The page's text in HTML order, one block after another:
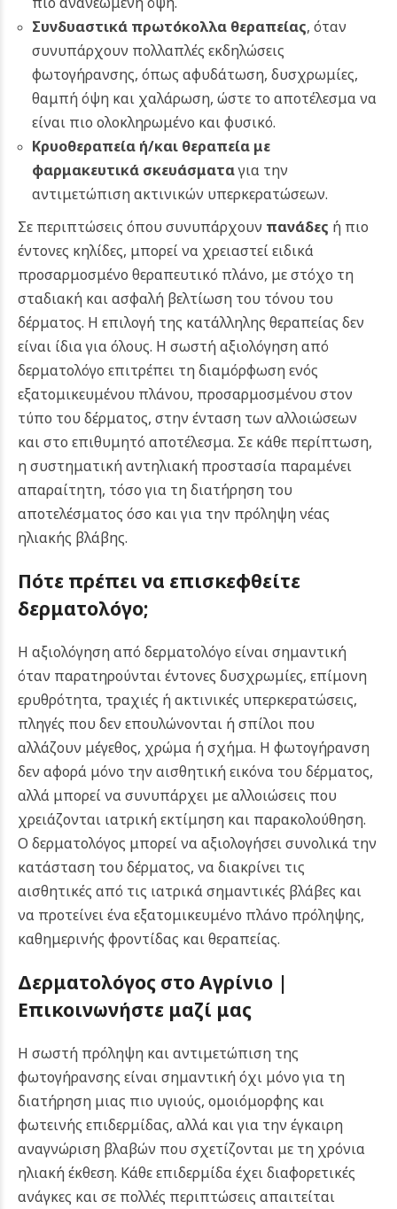
Συνδυαστικά πρωτόκολλα θεραπείας, όταν
συνυπάρχουν πολλαπλές εκδηλώσεις
φωτογήρανσης, όπως αφυδάτωση, δυσχρωμίες,
θαμπή όψη και χαλάρωση, ώστε το αποτέλεσμα να
είναι πιο ολοκληρωμένο και φυσικό.
Κρυοθεραπεία ή/και θεραπεία με
φαρμακευτικά σκευάσματαγια την
αντιμετώπιση ακτινικών υπερκερατώσεων.
Σε περιπτώσεις όπου συνυπάρχουν πανάδες ή πιο
έντονες κηλίδες, μπορεί να χρειαστεί ειδικά
προσαρμοσμένο θεραπευτικό πλάνο, με στόχο τη
σταδιακή και ασφαλή βελτίωση του τόνου του
δέρματος. Η επιλογή της κατάλληλης θεραπείας δεν
είναι ίδια για όλους. Η σωστή αξιολόγηση από
δερματολόγο επιτρέπει τη διαμόρφωση ενός
εξατομικευμένου πλάνου, προσαρμοσμένου στον
τύπο του δέρματος, στην ένταση των αλλοιώσεων
και στο επιθυμητό αποτέλεσμα. Σε κάθε περίπτωση,
η συστηματική αντηλιακή προστασία παραμένει
απαραίτητη, τόσο για τη διατήρηση του
αποτελέσματος όσο και για την πρόληψη νέας
ηλιακής βλάβης.
Πότε πρέπει να επισκεφθείτε
δερματολόγο;
Η αξιολόγηση από δερματολόγο είναι σημαντική
όταν παρατηρούνται έντονες δυσχρωμίες, επίμονη
ερυθρότητα, τραχιές ή ακτινικές υπερκερατώσεις,
πληγές που δεν επουλώνονται ή σπίλοι που
αλλάζουν μέγεθος, χρώμα ή σχήμα. Η φωτογήρανση
δεν αφορά μόνο την αισθητική εικόνα του δέρματος,
αλλά μπορεί να συνυπάρχει με αλλοιώσεις που
χρειάζονται ιατρική εκτίμηση και παρακολούθηση.
Ο δερματολόγος μπορεί να αξιολογήσει συνολικά την
κατάσταση του δέρματος, να διακρίνει τις
αισθητικές από τις ιατρικά σημαντικές βλάβες και
να προτείνει ένα εξατομικευμένο πλάνο πρόληψης,
καθημερινής φροντίδας και θεραπείας.
Δερματολόγος στο Αγρίνιο |
Επικοινωνήστε μαζί μας
Η σωστή πρόληψη και αντιμετώπιση της
φωτογήρανσης είναι σημαντική όχι μόνο για τη
διατήρηση μιας πιο υγιούς, ομοιόμορφης και
φωτεινής επιδερμίδας, αλλά και για την έγκαιρη
αναγνώριση βλαβών που σχετίζονται με τη χρόνια
ηλιακή έκθεση. Κάθε επιδερμίδα έχει διαφορετικές
ανάγκες και σε πολλές περιπτώσεις απαιτείται